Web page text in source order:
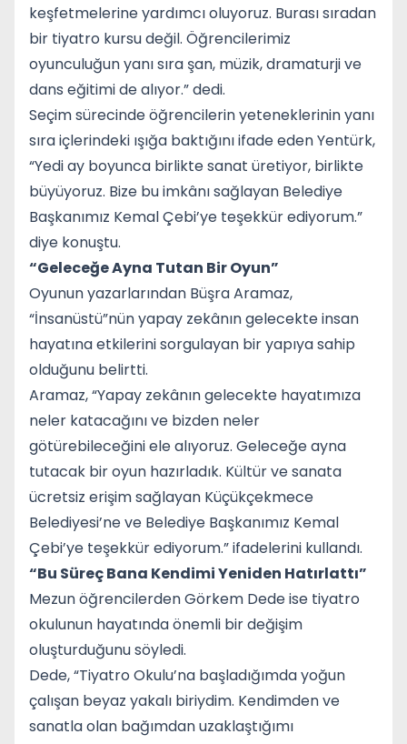
keşfetmelerine yardımcı oluyoruz. Burası sıradan
bir tiyatro kursu değil. Öğrencilerimiz
oyunculuğun yanı sıra şan, müzik, dramaturji ve
dans eğitimi de alıyor.” dedi.
Seçim sürecinde öğrencilerin yeteneklerinin yanı
sıra içlerindeki ışığa baktığını ifade eden Yentürk,
“Yedi ay boyunca birlikte sanat üretiyor, birlikte
büyüyoruz. Bize bu imkânı sağlayan Belediye
Başkanımız Kemal Çebi’ye teşekkür ediyorum.”
diye konuştu.
“Geleceğe Ayna Tutan Bir Oyun”
Oyunun yazarlarından Büşra Aramaz,
“İnsanüstü”nün yapay zekânın gelecekte insan
hayatına etkilerini sorgulayan bir yapıya sahip
olduğunu belirtti.
Aramaz, “Yapay zekânın gelecekte hayatımıza
neler katacağını ve bizden neler
götürebileceğini ele alıyoruz. Geleceğe ayna
tutacak bir oyun hazırladık. Kültür ve sanata
ücretsiz erişim sağlayan Küçükçekmece
Belediyesi’ne ve Belediye Başkanımız Kemal
Çebi’ye teşekkür ediyorum.” ifadelerini kullandı.
“Bu Süreç Bana Kendimi Yeniden Hatırlattı”
Mezun öğrencilerden Görkem Dede ise tiyatro
okulunun hayatında önemli bir değişim
oluşturduğunu söyledi.
Dede, “Tiyatro Okulu’na başladığımda yoğun
çalışan beyaz yakalı biriydim. Kendimden ve
sanatla olan bağımdan uzaklaştığımı